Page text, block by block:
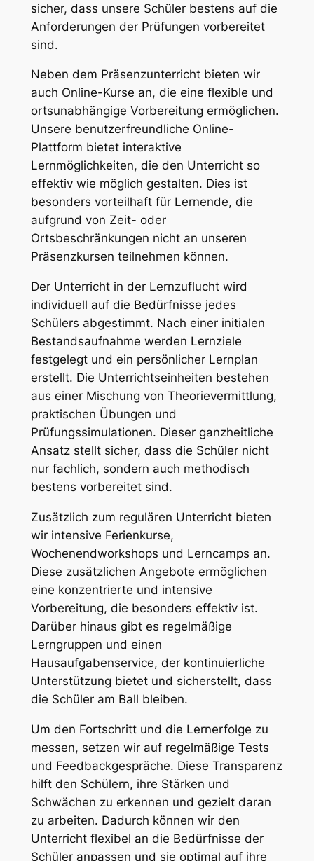
sicher, dass unsere Schüler bestens auf die
Anforderungen der Prüfungen vorbereitet
sind.
Neben dem Präsenzunterricht bieten wir
auch Online-Kurse an, die eine flexible und
ortsunabhängige Vorbereitung ermöglichen.
Unsere benutzerfreundliche Online-
Plattform bietet interaktive
Lernmöglichkeiten, die den Unterricht so
effektiv wie möglich gestalten. Dies ist
besonders vorteilhaft für Lernende, die
aufgrund von Zeit- oder
Ortsbeschränkungen nicht an unseren
Präsenzkursen teilnehmen können.
Der Unterricht in der Lernzuflucht wird
individuell auf die Bedürfnisse jedes
Schülers abgestimmt. Nach einer initialen
Bestandsaufnahme werden Lernziele
festgelegt und ein persönlicher Lernplan
erstellt. Die Unterrichtseinheiten bestehen
aus einer Mischung von Theorievermittlung,
praktischen Übungen und
Prüfungssimulationen. Dieser ganzheitliche
Ansatz stellt sicher, dass die Schüler nicht
nur fachlich, sondern auch methodisch
bestens vorbereitet sind.
Zusätzlich zum regulären Unterricht bieten
wir intensive Ferienkurse,
Wochenendworkshops und Lerncamps an.
Diese zusätzlichen Angebote ermöglichen
eine konzentrierte und intensive
Vorbereitung, die besonders effektiv ist.
Darüber hinaus gibt es regelmäßige
Lerngruppen und einen
Hausaufgabenservice, der kontinuierliche
Unterstützung bietet und sicherstellt, dass
die Schüler am Ball bleiben.
Um den Fortschritt und die Lernerfolge zu
messen, setzen wir auf regelmäßige Tests
und Feedbackgespräche. Diese Transparenz
hilft den Schülern, ihre Stärken und
Schwächen zu erkennen und gezielt daran
zu arbeiten. Dadurch können wir den
Unterricht flexibel an die Bedürfnisse der
Schüler anpassen und sie optimal auf ihre